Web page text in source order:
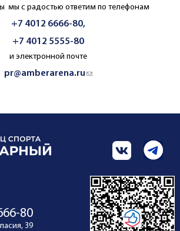
мы с радостью ответим по телефонам
+7 4012 6666-80,
+7 4012 5555-80
и электронной почте
pr@amberarena.ru(link sends e-mail)
80
39